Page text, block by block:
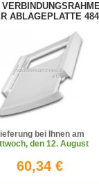
ABLAGEPLATTE
bei Ihnen am
, den 12. August
60,34 €